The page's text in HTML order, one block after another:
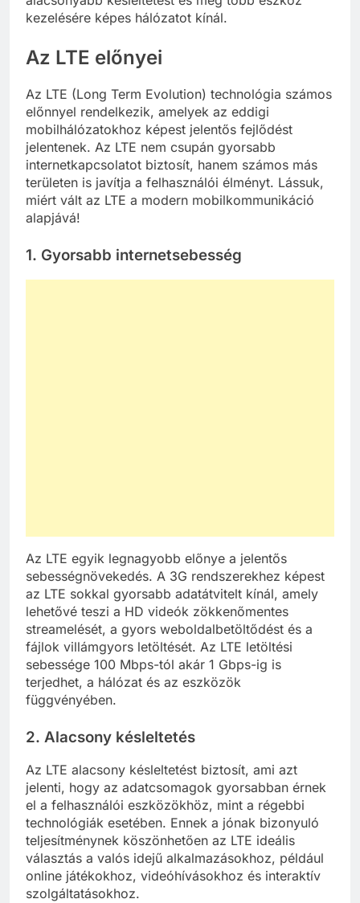
kezelésére képes hálózatot kínál.
Az LTE előnyei
Az LTE (Long Term Evolution) technológia számos
előnnyel rendelkezik, amelyek az eddigi
mobilhálózatokhoz képest jelentős fejlődést
jelentenek. Az LTE nem csupán gyorsabb
internetkapcsolatot biztosít, hanem számos más
területen is javítja a felhasználói élményt. Lássuk,
miért vált az LTE a modern mobilkommunikáció
alapjává!
1. Gyorsabb internetsebesség
Az LTE egyik legnagyobb előnye a jelentős
sebességnövekedés. A 3G rendszerekhez képest
az LTE sokkal gyorsabb adatátvitelt kínál, amely
lehetővé teszi a HD videók zökkenőmentes
streamelését, a gyors weboldalbetöltődést és a
fájlok villámgyors letöltését. Az LTE letöltési
sebessége 100 Mbps-tól akár 1 Gbps-ig is
terjedhet, a hálózat és az eszközök
függvényében.
2. Alacsony késleltetés
Az LTE alacsony késleltetést biztosít, ami azt
jelenti, hogy az adatcsomagok gyorsabban érnek
el a felhasználói eszközökhöz, mint a régebbi
technológiák esetében. Ennek a jónak bizonyuló
teljesítménynek köszönhetően az LTE ideális
választás a valós idejű alkalmazásokhoz, például
online játékokhoz, videóhívásokhoz és interaktív
szolgáltatásokhoz.